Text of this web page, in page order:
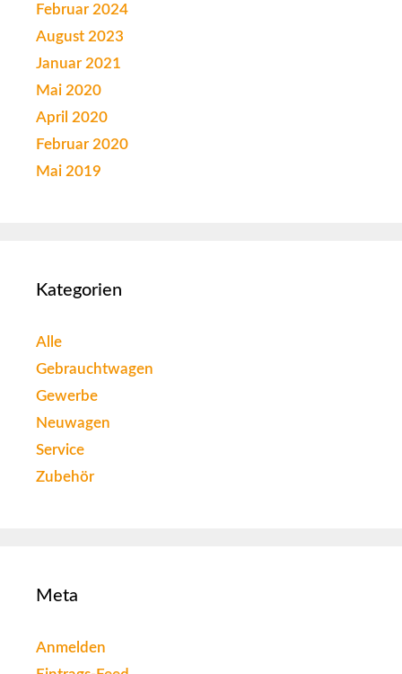
Februar 2024
August 2023
Januar 2021
Mai 2020
April 2020
Februar 2020
Mai 2019
Kategorien
Alle
Gebrauchtwagen
Gewerbe
Neuwagen
Service
Zubehör
Meta
Anmelden